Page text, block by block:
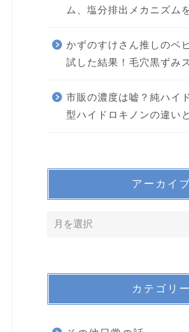
ム、塩分排出メカニズム
かずのすけさん推しのベ
試した結果！毛穴黒ずみ
市販の濃度は嘘？純ハイ
型ハイドロキノンの違い
アーカイブ
カテゴリー